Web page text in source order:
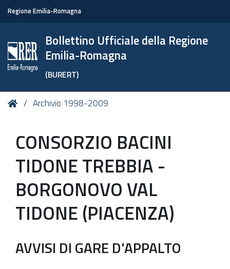
Regione Emilia-Romagna
Bollettino Ufficiale della Regione
Emilia-Romagna
(BURERT)
Tu HomeArchivio 1998-2009
CONSORZIO BACINI
TIDONE TREBBIA -
BORGONOVO VAL
TIDONE (PIACENZA)
AVVISI DI GARE D'APPALTO